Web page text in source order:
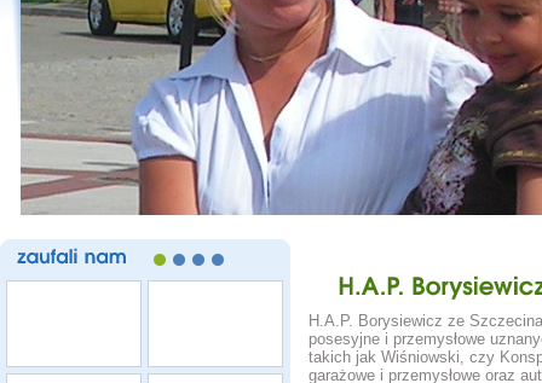
H.A.P. Borysiewicz ze
posesyjne i przemysłowe
takich jak Wiśniowski, czy
garażowe i przemysłowe oraz